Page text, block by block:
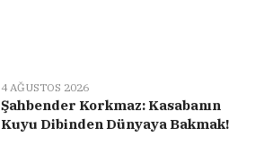
4 AĞUSTOS 2026
Şahbender Korkmaz: Kasabanın
Kuyu Dibinden Dünyaya Bakmak!